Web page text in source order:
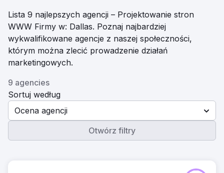
Lista 9 najlepszych agencji – Projektowanie stron
WWW Firmy w: Dallas. Poznaj najbardziej
wykwalifikowane agencje z naszej społeczności,
którym można zlecić prowadzenie działań
marketingowych.
9 agencies
Sortuj według
Ocena agencji
Otwórz filtry